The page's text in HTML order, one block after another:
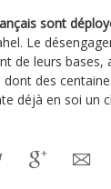
sont
Le
de leurs bases,
des
déjà en soi un